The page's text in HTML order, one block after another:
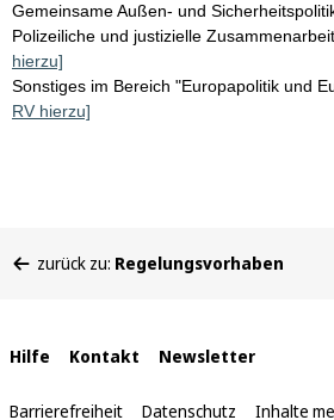
Gemeinsame Außen- und
Polizeiliche und justizielle
hierzu]
Sonstiges im Bereich "Europapolitik und
RV hierzu]
befinden
zurück zu: Regelungsvorhaben
Interne
Links
Hilfe Kontakt Newsletter
Barrierefreiheit Datenschutz Inhalte